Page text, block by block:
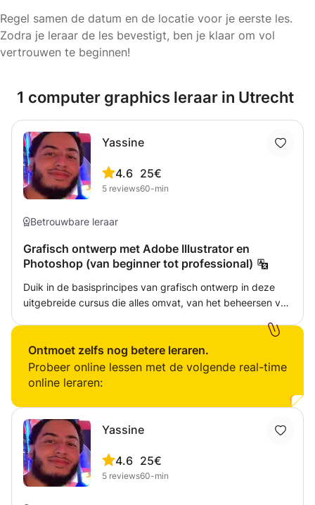
Regel samen de datum en de locatie voor je eerste les.
Zodra je leraar de les bevestigt, ben je klaar om vol
vertrouwen te beginnen!
1 computer graphics leraar in Utrecht
Yassine
4.6
5 reviews
25€
60-min
Betrouwbare leraar
Grafisch ontwerp met Adobe Illustrator en
Photoshop (van beginner tot professional)
Duik in de basisprincipes van grafisch ontwerp in deze
uitgebreide cursus die alles omvat, van het beheersen van
Creative Suite, met de focus op Adobe Illustrator en
Photoshop voor het maken van professionele visuele
content. De lessen gaan over branding en
samenhangende merksystemen kunnen bouwen die
opvallen. Daarnaast gaan we onderzoeken hoe je design
kunt benaderen met een "pro-mindset"—van concept tot
uitvoering—en raken we de principes van user experience
(UX) aan om te zorgen dat designs zowel visueel
aantrekkelijk als gebruiksvriendelijk zijn. Perfect voor
Ontmoet zelfs nog betere leraren.
Probeer online lessen met de volgende real-time
online leraren:
Yassine
4.6
5 reviews
25€
60-min